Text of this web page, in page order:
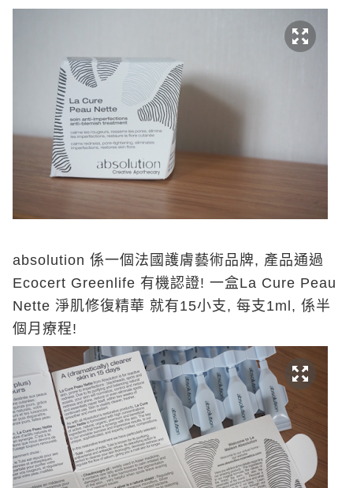
absolution 係一個法國護膚藝術品牌, 產品通過
Ecocert Greenlife 有機認證! 一盒La Cure Peau
Nette 淨肌修復精華 就有15小支, 每支1ml, 係半
個月療程!